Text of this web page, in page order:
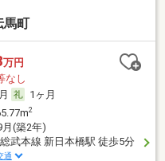
馬町
万円
なし
1ヶ月
2
月(築2年)
総武本線 新日本橋駅 徒歩5分
通